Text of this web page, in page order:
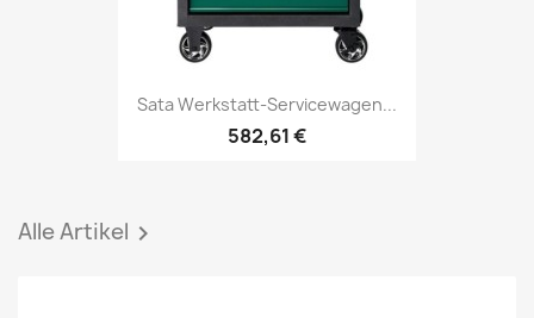
Sata Werkstatt-Servicewagen...
582,61 €
Alle Artikel 